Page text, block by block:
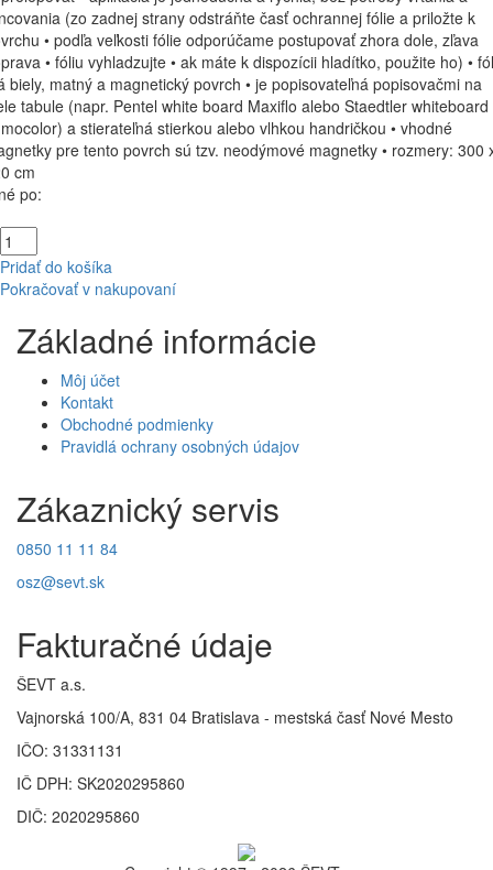
(zo zadnej strany odstráňte časť ochrannej fólie a priložte k
• podľa veľkosti fólie odporúčame postupovať zhora dole, zľava
• fóliu vyhladzujte • ak máte k dispozícii hladítko, použite ho) •
biely, matný a magnetický povrch • je popisovateľná popisovačmi na
tabule (napr. Pentel white board Maxiflo alebo Staedtler whiteboard
a stierateľná stierkou alebo vlhkou handričkou • vhodné
pre tento povrch sú tzv. neodýmové magnetky • rozmery: 300
cm
po:
Pridať do košíka
Pokračovať v nakupovaní
Základné informácie
Môj účet
Kontakt
Obchodné podmienky
Pravidlá ochrany osobných údajov
Zákaznický servis
0850 11 11 84
osz@sevt.sk
Fakturačné údaje
ŠEVT a.s.
Vajnorská 100/A, 831 04 Bratislava - mestská časť Nové Mesto
IČO: 31331131
IČ DPH: SK2020295860
DIČ: 2020295860